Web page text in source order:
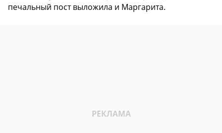
печальный пост выложила и Маргарита.